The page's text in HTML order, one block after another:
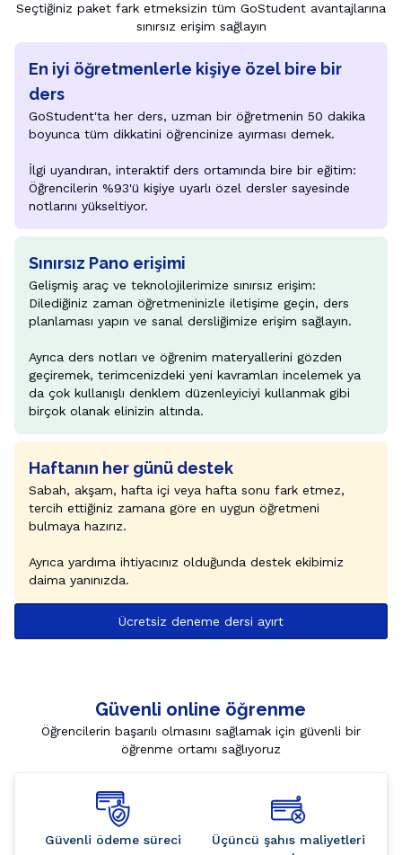
Seçtiğiniz paket fark etmeksizin tüm GoStudent avantajlarına
sınırsız erişim sağlayın
En iyi öğretmenlerle kişiye özel bire bir
ders
GoStudent'ta her ders, uzman bir öğretmenin 50 dakika
boyunca tüm dikkatini öğrencinize ayırması demek.
İlgi uyandıran, interaktif ders ortamında bire bir eğitim:
Öğrencilerin %93'ü kişiye uyarlı özel dersler sayesinde
notlarını yükseltiyor.
Sınırsız Pano erişimi
Gelişmiş araç ve teknolojilerimize sınırsız erişim:
Dilediğiniz zaman öğretmeninizle iletişime geçin, ders
planlaması yapın ve sanal dersliğimize erişim sağlayın.
Ayrıca ders notları ve öğrenim materyallerini gözden
geçiremek, terimcenizdeki yeni kavramları incelemek ya
da çok kullanışlı denklem düzenleyiciyi kullanmak gibi
birçok olanak elinizin altında.
Haftanın her günü destek
Sabah, akşam, hafta içi veya hafta sonu fark etmez,
tercih ettiğiniz zamana göre en uygun öğretmeni
bulmaya hazırız.
Ayrıca yardıma ihtiyacınız olduğunda destek ekibimiz
daima yanınızda.
Ücretsiz deneme dersi ayırt
Güvenli online öğrenme
Öğrencilerin başarılı olmasını sağlamak için güvenli bir
öğrenme ortamı sağlıyoruz
Güvenli ödeme süreci
Üçüncü şahıs maliyetleri